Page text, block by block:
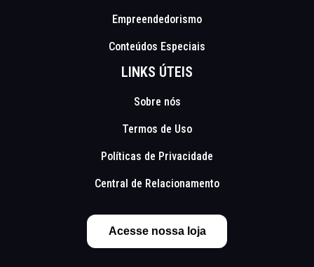
Empreendedorismo
Conteúdos Especiais
LINKS ÚTEIS
Sobre nós
Termos de Uso
Políticas de Privacidade
Central de Relacionamento
Acesse nossa loja